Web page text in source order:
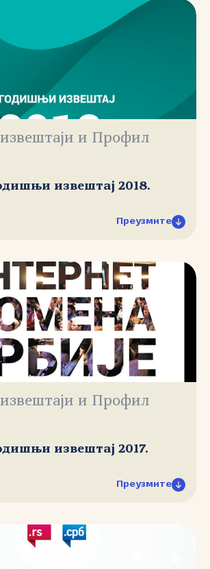
и Профил
извештај 2018.
Преузмите
и Профил
извештај 2017.
Преузмите